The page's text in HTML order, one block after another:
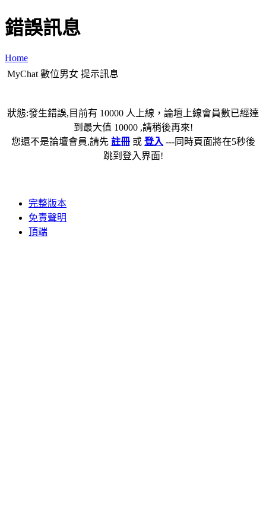
錯誤訊息
Home
MyChat 數位男女 提示訊息
狀態:發生錯誤,目前有 10000 人上線，論壇上線會員數已經達
到最大值 10000 ,請稍後再來!
您還不是論壇會員,請先 註冊或 登入 ---同時頁面將在5秒後
跳到登入界面!
完整版本
免責聲明
頂端